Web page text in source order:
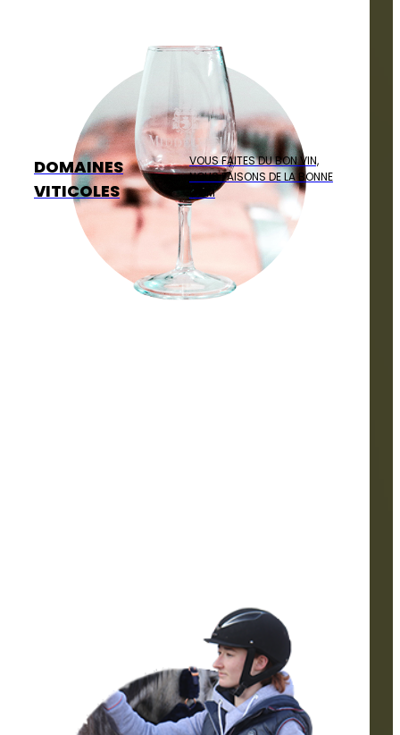
DOMAINES
VITICOLES
VOUS FAITES DU BON VIN,
NOUS FAISONS DE LA BONNE
COM